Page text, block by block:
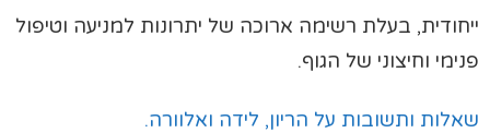
ייחודית, בעלת רשימה ארוכה של יתרונות למניעה וטיפול
פנימי וחיצוני של הגוף.
שאלות ותשובות על הריון, לידה ואלוורה.